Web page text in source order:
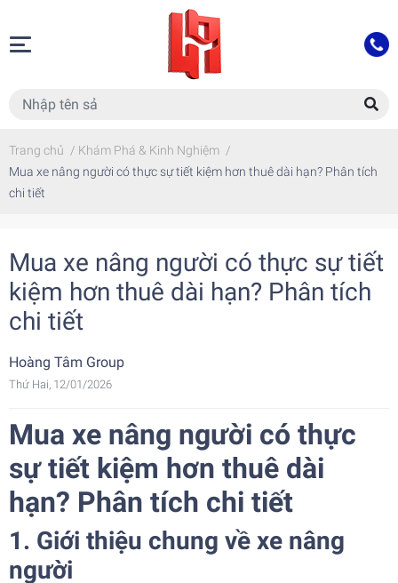
Trang chủ / Khám Phá & Kinh Nghiệm /
Mua xe nâng người có thực sự tiết kiệm hơn thuê dài hạn? Phân tích
chi tiết
Mua xe nâng người có thực sự tiết
kiệm hơn thuê dài hạn? Phân tích
chi tiết
Hoàng Tâm Group
Thứ Hai, 12/01/2026
Mua xe nâng người có thực
sự tiết kiệm hơn thuê dài
hạn? Phân tích chi tiết
1. Giới thiệu chung về xe nâng
người